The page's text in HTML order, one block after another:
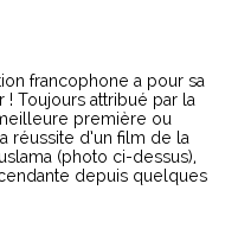
francophone a pour sa
! Toujours attribué par la
première ou
d’un film de la
(photo ci-dessus),
depuis quelques